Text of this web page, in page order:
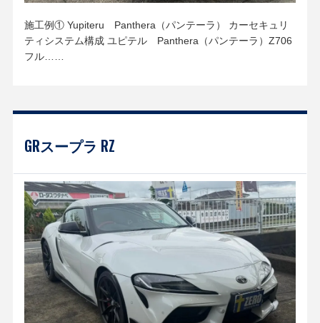
施工例① Yupiteru Panthera（パンテーラ） カーセキュリ
ティシステム構成 ユピテル Panthera（パンテーラ）Z706
フル……
GRスープラ RZ